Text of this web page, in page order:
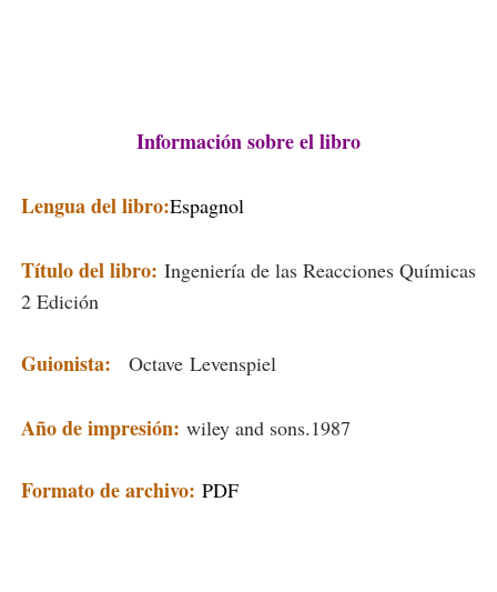
Información sobre el libro
Lengua del libro:Espagnol
Título del libro: Ingeniería de las Reacciones Químicas
2 Edición
Guionista: Octave Levenspiel
Año de impresión: wiley and sons.1987
Formato de archivo: PDF